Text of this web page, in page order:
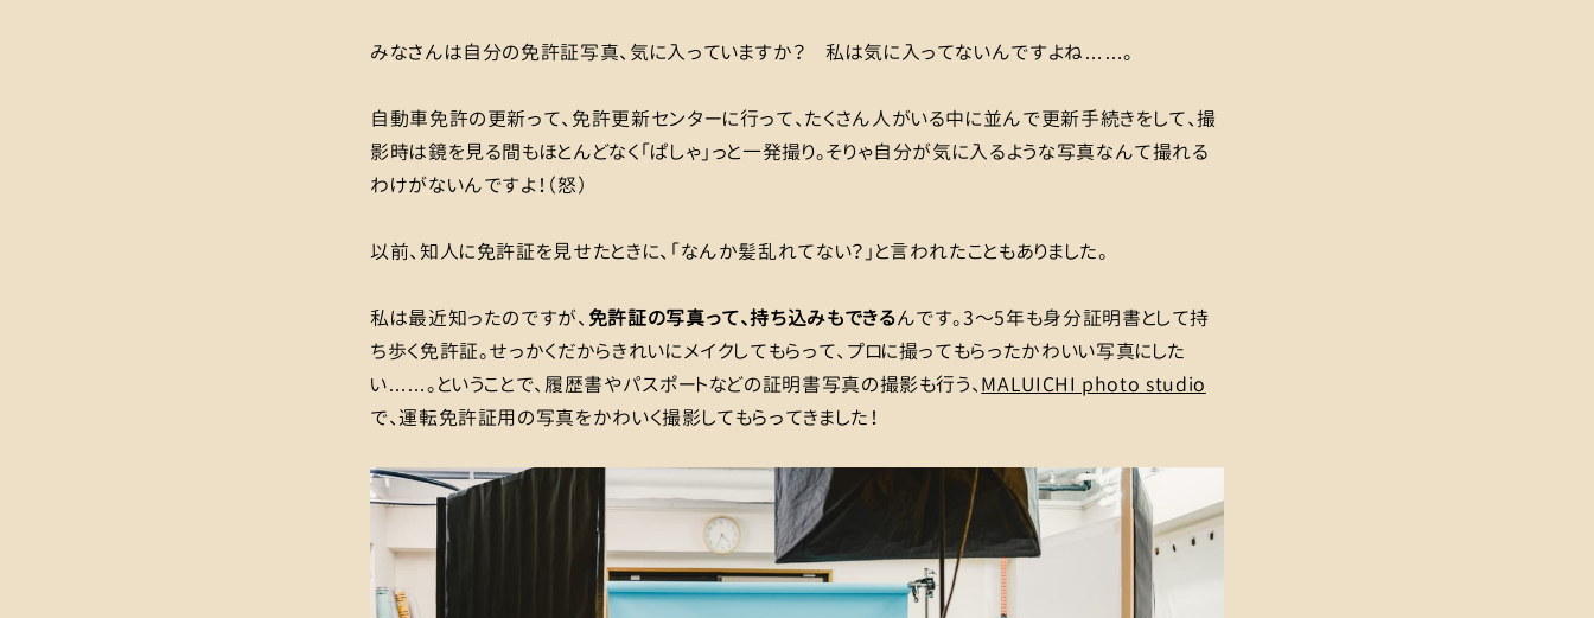
みなさんは自分の免許証写真、気に入っていますか？ 私は気に入ってないんですよね……。
自動車免許の更新って、免許更新センターに行って、たくさん人がいる中に並んで更新手続きをして、撮
影時は鏡を見る間もほとんどなく「ぱしゃ」っと一発撮り。そりゃ自分が気に入るような写真なんて撮れる
わけがないんですよ！（怒）
以前、知人に免許証を見せたときに、「なんか髪乱れてない？」と言われたこともありました。
私は最近知ったのですが、 免許証の写真って、持ち込みもできるんです。3〜5年も身分証明書として持
ち歩く免許証。せっかくだからきれいにメイクしてもらって、プロに撮ってもらったかわいい写真にした
い……。ということで、履歴書やパスポートなどの証明書写真の撮影も行う、MALUICHI photo studio
で、運転免許証用の写真をかわいく撮影してもらってきました！